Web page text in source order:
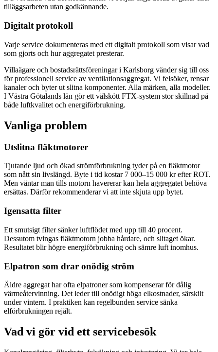
tilläggsarbeten utan godkännande.
Digitalt protokoll
Varje service dokumenteras med ett digitalt protokoll som visar vad
som gjorts och hur aggregatet presterar.
Villaägare och bostadsrättsföreningar i Karlsborg vänder sig till oss
för professionell service av ventilationsaggregat. Vi felsöker, rensar
kanaler och byter ut slitna komponenter. Alla märken, alla modeller.
I Västra Götalands län gör ett välskött FTX-system stor skillnad på
både luftkvalitet och energiförbrukning.
Vanliga problem
Utslitna fläktmotorer
Tjutande ljud och ökad strömförbrukning tyder på en fläktmotor
som nått sin livslängd. Byte i tid kostar 7 000–15 000 kr efter ROT.
Men väntar man tills motorn havererar kan hela aggregatet behöva
ersättas. Därför rekommenderar vi att inte skjuta upp bytet.
Igensatta filter
Ett smutsigt filter sänker luftflödet med upp till 40 procent.
Dessutom tvingas fläktmotorn jobba hårdare, och slitaget ökar.
Resultatet blir högre energiförbrukning och sämre luft inomhus.
Elpatron som drar onödig ström
Äldre aggregat har ofta elpatroner som kompenserar för dålig
värmeåtervinning. Det leder till onödigt höga elkostnader, särskilt
under vintern. I praktiken kan regelbunden service sänka
elförbrukningen rejält.
Vad vi gör vid ett servicebesök